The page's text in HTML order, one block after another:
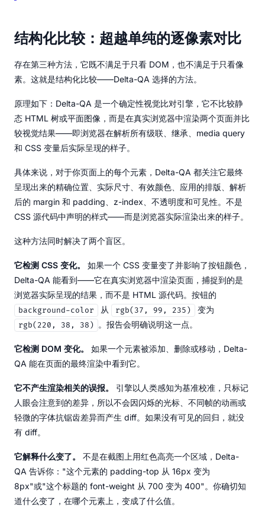
结构化比较：超越单纯的逐像素对比
存在第三种方法，它既不满足于只看 DOM，也不满足于只看像
素。这就是结构化比较——Delta-QA 选择的方法。
原理如下：Delta-QA 是一个确定性视觉比对引擎，它不比较静
态 HTML 树或平面图像，而是在真实浏览器中渲染两个页面并比
较视觉结果——即浏览器在解析所有级联、继承、media query
和 CSS 变量后实际呈现的样子。
具体来说，对于你页面上的每个元素，Delta-QA 都关注它最终
呈现出来的精确位置、实际尺寸、有效颜色、应用的排版、解析
后的 margin 和 padding、z-index、不透明度和可见性。不是
CSS 源代码中声明的样式——而是浏览器实际渲染出来的样子。
这种方法同时解决了两个盲区。
它检测 CSS 变化。
如果一个 CSS 变量变了并影响了按钮颜色，
Delta-QA 能看到——它在真实浏览器中渲染页面，捕捉到的是
浏览器实际呈现的结果，而不是 HTML 源代码。按钮的
background-color 从 rgb(37, 99, 235) 变为
rgb(220, 38, 38) 。报告会明确说明这一点。
它检测 DOM 变化。
如果一个元素被添加、删除或移动，Delta-
QA 能在页面的最终渲染中看到它。
它不产生渲染相关的误报。
引擎以人类感知为基准校准，只标记
人眼会注意到的差异，所以不会因闪烁的光标、不同帧的动画或
轻微的字体抗锯齿差异而产生 diff。如果没有可见的回归，就没
有 diff。
它解释什么变了。
不是在截图上用红色高亮一个区域，Delta-
QA 告诉你："这个元素的 padding-top 从 16px 变为
8px"或"这个标题的 font-weight 从 700 变为 400"。你确切知
道什么变了，在哪个元素上，变成了什么值。